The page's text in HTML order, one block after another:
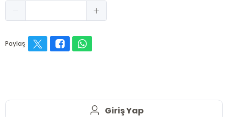
Paylaş
Giriş Yap